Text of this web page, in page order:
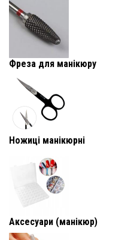
Фреза для манікюру
Ножиці манікюрні
Аксесуари (манікюр)